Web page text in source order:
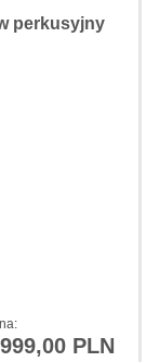
PLN
perkusyjny